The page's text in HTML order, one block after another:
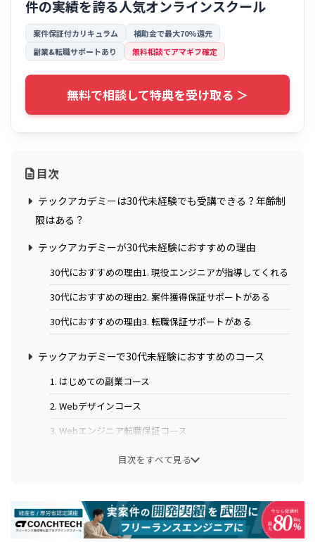
件の実績を誇る人気オンラインスクール
案件保証付カリキュラム
補助金で最大70%還元
副業&転職サポートあり
無料相談でアマギフ確定
無料で相談して特典を受け取る ＞
目次
テックアカデミーは30代未経験でも受講できる？年齢制
限はある？
テックアカデミーが30代未経験におすすめの理由
30代におすすめの理由1. 現役エンジニアが指導してくれる
30代におすすめの理由2. 案件獲得保証サポートがある
30代におすすめの理由3. 転職保証サポートがある
テックアカデミーで30代未経験におすすめのコース
1. はじめての副業コース
2. Webデザインコース
3. Webエンジニア転職保証コース
テックアカデミーを受講した30代未経験者の口コミ・体
38歳男性：介護業界からテックアカデミーで副業に挑戦
30歳男性：小売業界からはじめての副業コースで学び自社
目次をすべて見る